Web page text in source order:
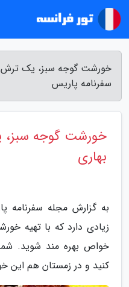
خورشت گوجه سبز، یک ترش
سفرنامه پاریس
خورشت گوجه
بهاری
به گزارش مجله سفرنامه
زیادی دارد که با تهیه
خواص بهره مند شوید.
کنید و در زمستان هم این